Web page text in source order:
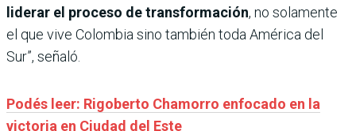
liderar el proceso de transformación, no solamente
el que vive Colombia sino también toda América del
Sur”, señaló.
Podés leer: Rigoberto Chamorro enfocado en la
victoria en Ciudad del Este